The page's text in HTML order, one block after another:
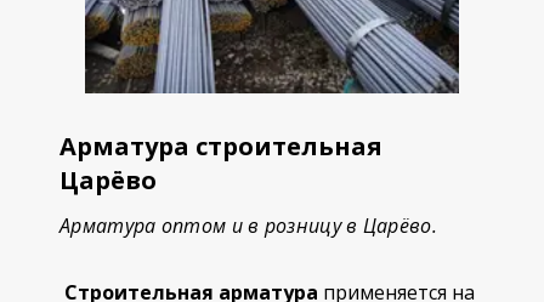
Арматура строительная
Царёво
Арматура оптом и в розницу в Царёво.
Строительная арматура применяется на